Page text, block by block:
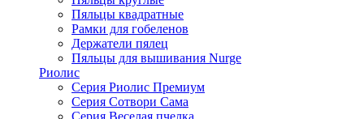
Пяльцы квадратные
Рамки для гобеленов
Держатели пялец
Пяльцы для вышивания Nurge
Риолис
Серия Риолис Премиум
Серия Сотвори Сама
Серия Веселая пчелка